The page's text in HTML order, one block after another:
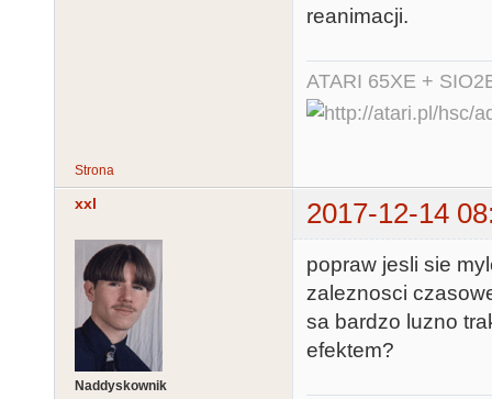
reanimacji.
ATARI 65XE +
Strona
xxl 2017-12-14
Naddyskownik
popraw jesli sie
zaleznosci
sa bardzo luzno
efektem?